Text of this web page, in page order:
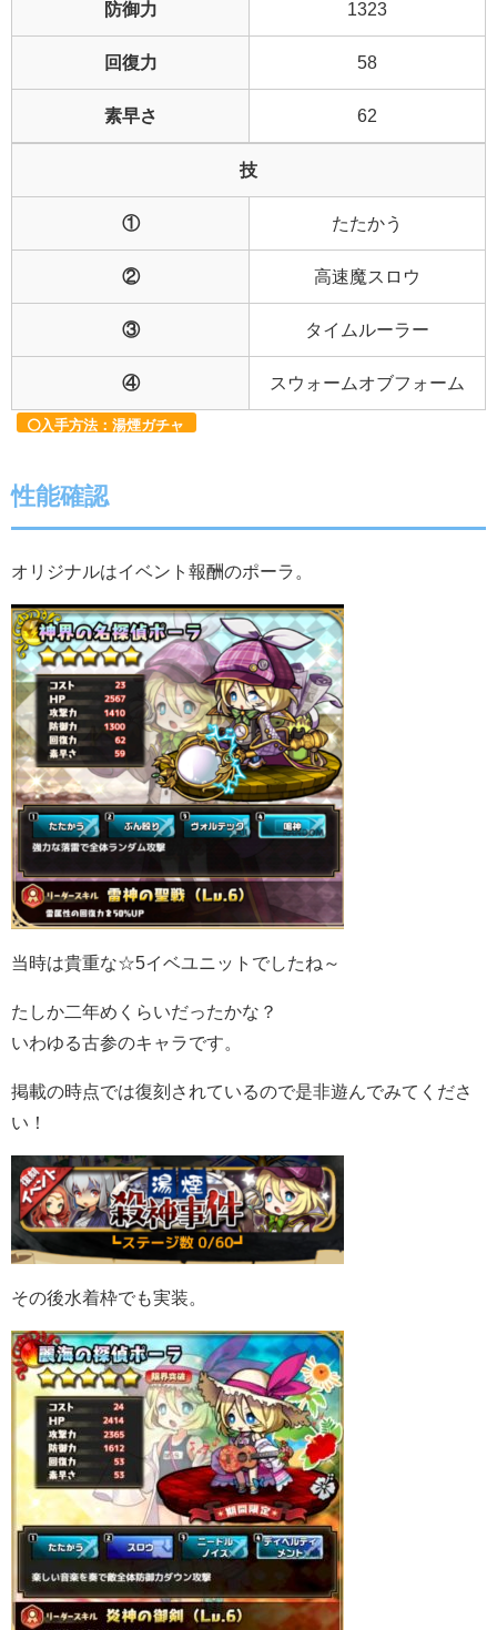
防御力 1323
回復力 58
素早さ 62
技
① たたかう
② 高速魔スロウ
③ タイムルーラー
④ スウォームオブフォーム
入手方法：湯煙ガチャ
性能確認
オリジナルはイベント報酬のポーラ。
当時は貴重な☆5イベユニットでしたね～
たしか二年めくらいだったかな？
いわゆる古参のキャラです。
掲載の時点では復刻されているので是非遊んでみてくださ
い！
その後水着枠でも実装。